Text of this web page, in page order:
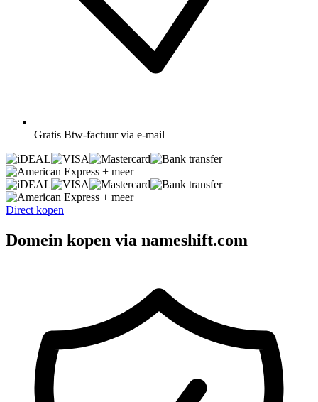
Gratis Btw-factuur via e-mail
+ meer
+ meer
Direct kopen
Domein kopen via nameshift.com